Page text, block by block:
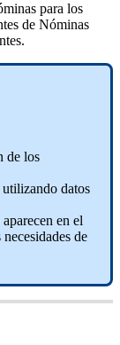
minas para los
de Nóminas
.
de los
utilizando datos
aparecen en el
necesidades de